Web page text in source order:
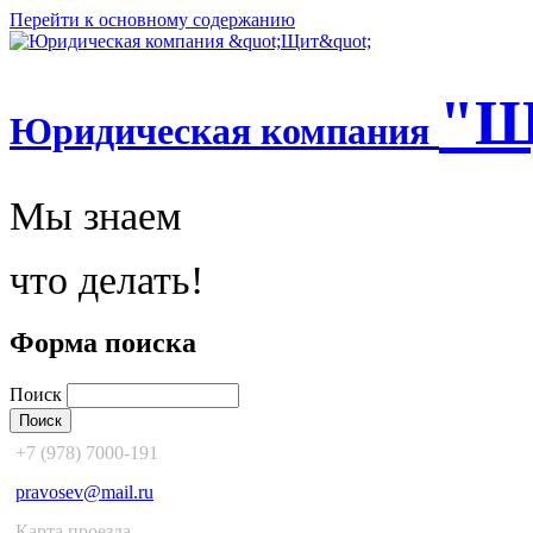
Перейти к основному содержанию
Юридическая компания
Мы знаем
что делать!
Форма поиска
Поиск
+7 (978) 7000-191
pravosev@mail.ru